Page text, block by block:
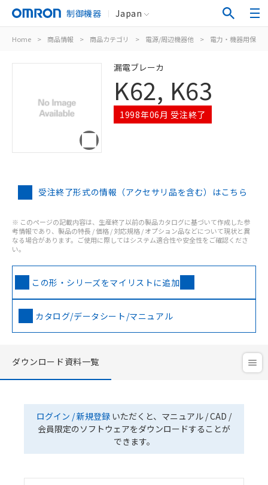
制御機器 Japan
Home > 商品情報 > 商品カテゴリ > 電源/周辺機器他 > 電力・機器用保護
漏電ブレーカ
K62, K63
1998年06月 受注終了
受注終了形式の情報（アクセサリ品を含む）はこちら
※ このページの記載内容は、生産終了以前の製品カタログに基づいて作成した参
考情報であり、製品の特長 / 価格 / 対応規格 / オプション品などについて現状と異
なる場合があります。ご使用に際してはシステム適合性や安全性をご確認くださ
い。
この形・シリーズをマイリストに追加
カタログ/データシート/マニュアル
ダウンロード資料一覧
ログイン / 新規登録 いただくと、マニュアル / CAD /
会員限定のソフトウェアをダウンロードすることが
できます。